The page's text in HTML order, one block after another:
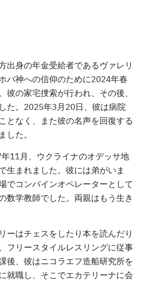
出身の年金受給者であるヴァレリ
バ神への信仰のために2024年春
彼の家宅捜索が行われ、その後、
た。2025年3月20日、彼は病院
となく、また彼の名声を回復する
した。
11月、ウクライナのオデッサ地
生まれました。彼には弟がいま
でコンバインオペレーターとして
数学教師でした。両親はもう生き
ーはチェスをしたり本を読んだり
フリースタイルレスリングに従事
後、彼はニコラエフ造船研究所を
就職し、そこでエカテリーナに会